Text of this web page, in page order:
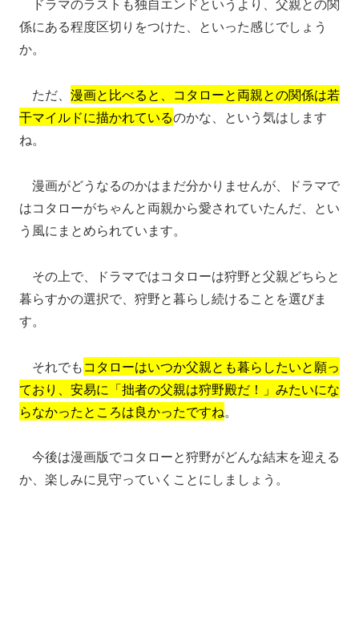
ドラマのラストも独自エンドというより、父親との関
係にある程度区切りをつけた、といった感じでしょう
か。
ただ、 漫画と比べると、コタローと両親との関係は若
干マイルドに描かれているのかな、という気はします
ね。
漫画がどうなるのかはまだ分かりませんが、ドラマで
はコタローがちゃんと両親から愛されていたんだ、とい
う風にまとめられています。
その上で、ドラマではコタローは狩野と父親どちらと
暮らすかの選択で、狩野と暮らし続けることを選びま
す。
それでもコタローはいつか父親とも暮らしたいと願っ
ており、安易に「拙者の父親は狩野殿だ！」みたいにな
らなかったところは良かったですね。
今後は漫画版でコタローと狩野がどんな結末を迎える
か、楽しみに見守っていくことにしましょう。